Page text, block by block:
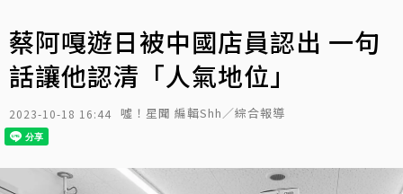
蔡阿嘎遊日被中國店員認出 一句
話讓他認清「人氣地位」
2023-10-18 16:44 噓！星聞 編輯Shh／綜合報導